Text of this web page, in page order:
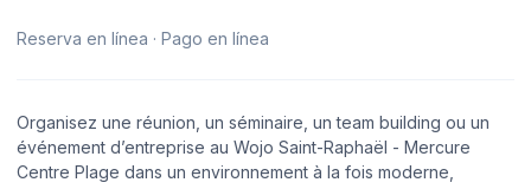
Reserva en línea · Pago en línea
Organisez une réunion, un séminaire, un team building ou un
événement d’entreprise au Wojo Saint-Raphaël - Mercure
Centre Plage dans un environnement à la fois moderne,